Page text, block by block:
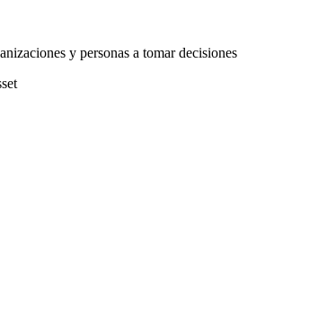
y personas a tomar decisiones